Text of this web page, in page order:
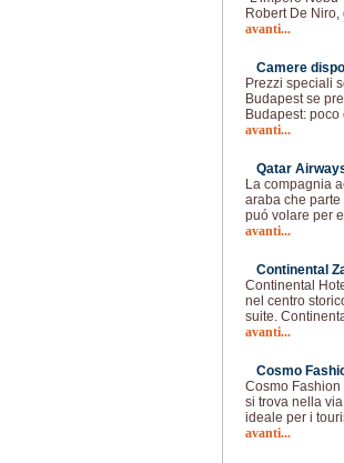
Robert De
avanti...
Camere
Prezzi speciali
Budapest se
Budapest:
avanti...
Qatar
La compagnia
araba che
puó volare per
avanti...
Continental
Continental
nel centro
suite.
avanti...
Cosmo
Cosmo
si trova nella
ideale per i
avanti...